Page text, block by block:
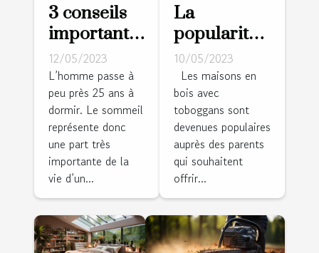
3 conseils
importants
pour bien
choisir son
matelas
12/05/2023
L’homme passe à
peu près 25 ans à
dormir. Le sommeil
représente donc
une part très
importante de la
vie d’un...
La
popularité
des
maisons en
bois avec
toboggans :
une
expérience
ludique
charmante
pour les
enfants
10/05/2023
Les maisons en
bois avec
toboggans sont
devenues populaires
auprès des parents
qui souhaitent
offrir...